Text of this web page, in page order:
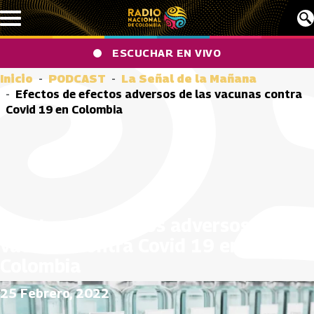
Pasar al contenido principal
ESCUCHAR EN VIVO
Inicio PODCAST
La Señal de la Mañana
Efectos de efectos adversos de las vacunas contra
Covid 19 en Colombia
25 Febrero, 2022